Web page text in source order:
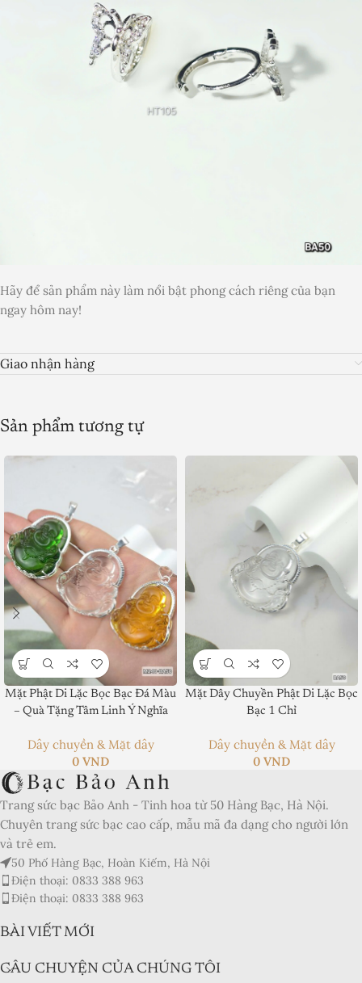
Hãy để sản phẩm này làm nổi bật phong cách riêng của bạn
ngay hôm nay!
Product SKU:
Product Currency:
Price Valid Until:
Product In-Stock:
Xếp hạng của biên tập viên:
5
Giao nhận hàng
Sản phẩm tương tự
Mặt Phật Di Lặc Bọc Bạc Đá Màu
– Quà Tặng Tâm Linh Ý Nghĩa
Dây chuyền & Mặt dây
0 VND
Mặt Dây Chuyền Phật Di Lặc Bọc
Bạc 1 Chỉ
Dây chuyền & Mặt dây
0 VND
Trang sức bạc Bảo Anh - Tinh hoa từ 50 Hàng Bạc, Hà Nội.
Chuyên trang sức bạc cao cấp, mẫu mã đa dạng cho người lớn
và trẻ em.
50 Phố Hàng Bạc, Hoàn Kiếm, Hà Nội
Điện thoại: 0833 388 963
Điện thoại: 0833 388 963
BÀI VIẾT MỚI
CÂU CHUYỆN CỦA CHÚNG TÔI